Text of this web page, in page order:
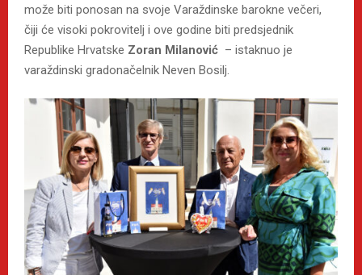
može biti ponosan na svoje Varaždinske barokne večeri,
čiji će visoki pokrovitelj i ove godine biti predsjednik
Republike Hrvatske Zoran Milanović – istaknuo je
varaždinski gradonačelnik Neven Bosilj.